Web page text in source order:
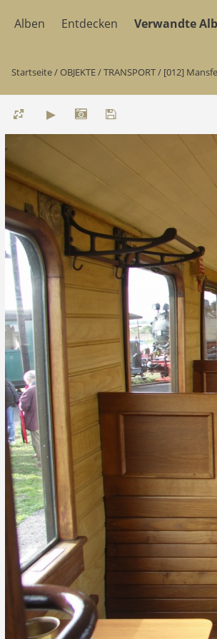
Alben Entdecken Verwandte
Startseite/OBJEKTE/TRANSPORT/ [012]